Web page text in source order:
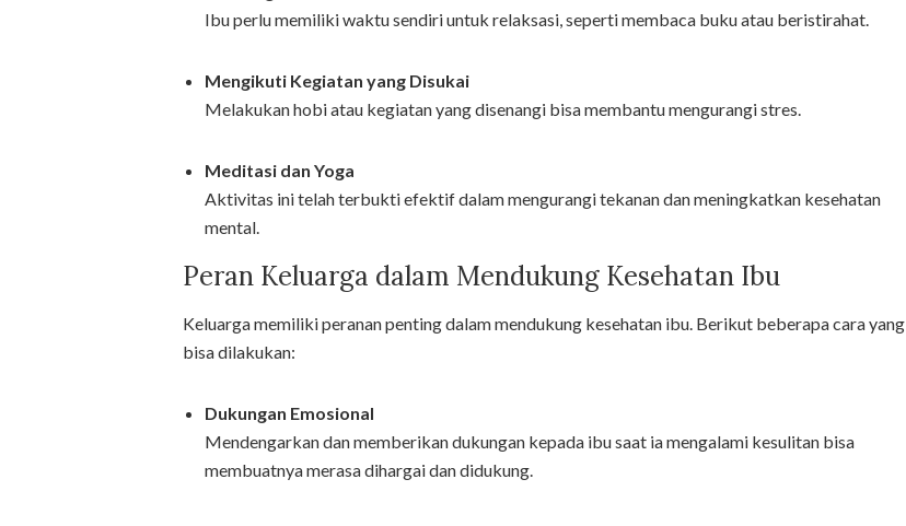
Ibu perlu memiliki waktu sendiri untuk relaksasi, seperti membaca buku atau beristirahat.
Mengikuti Kegiatan yang Disukai
Melakukan hobi atau kegiatan yang disenangi bisa membantu mengurangi stres.
Meditasi dan Yoga
Aktivitas ini telah terbukti efektif dalam mengurangi tekanan dan meningkatkan kesehatan
mental.
Peran Keluarga dalam Mendukung Kesehatan Ibu
Keluarga memiliki peranan penting dalam mendukung kesehatan ibu. Berikut beberapa cara yang
bisa dilakukan:
Dukungan Emosional
Mendengarkan dan memberikan dukungan kepada ibu saat ia mengalami kesulitan bisa
membuatnya merasa dihargai dan didukung.